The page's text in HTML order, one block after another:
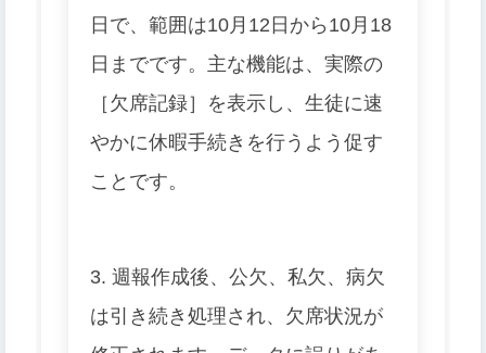
日で、範囲は10月12日から10月18
日までです。主な機能は、実際の
［欠席記録］を表示し、生徒に速
やかに休暇手続きを行うよう促す
ことです。
3. 週報作成後、公欠、私欠、病欠
は引き続き処理され、欠席状況が